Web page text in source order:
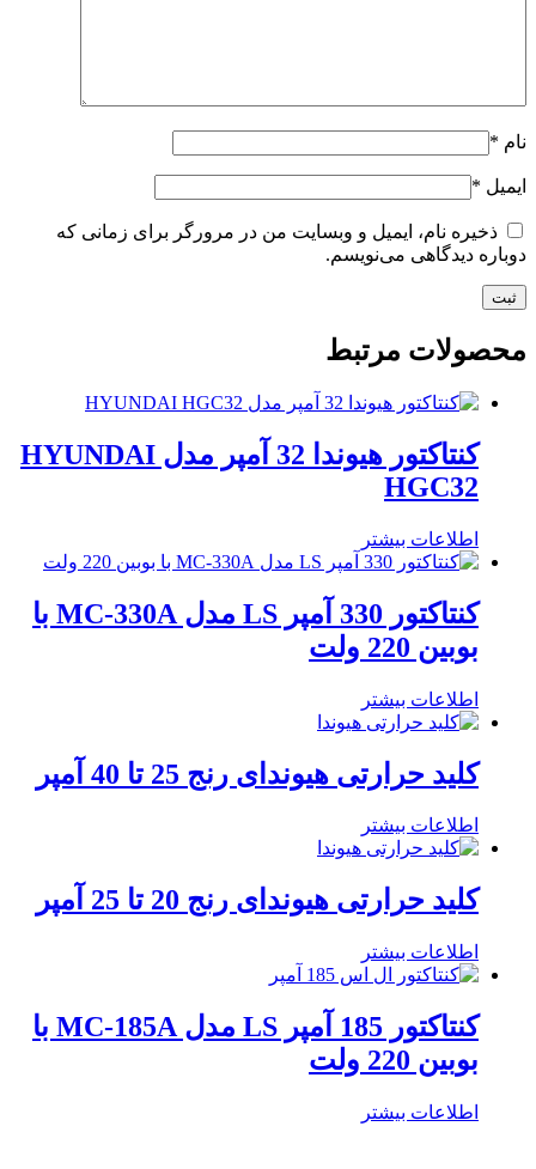
نام *
ایمیل *
ذخیره نام، ایمیل و وبسایت من در مرورگر برای زمانی که
دوباره دیدگاهی می‌نویسم.
محصولات مرتبط
کنتاکتور هیوندا 32 آمپر مدل HYUNDAI
HGC32
اطلاعات بیشتر
کنتاکتور 330 آمپر LS مدل MC-330A با
بوبین 220 ولت
اطلاعات بیشتر
کلید حرارتی هیوندای رنج 25 تا 40 آمپر
اطلاعات بیشتر
کلید حرارتی هیوندای رنج 20 تا 25 آمپر
اطلاعات بیشتر
کنتاکتور 185 آمپر LS مدل MC-185A با
بوبین 220 ولت
اطلاعات بیشتر